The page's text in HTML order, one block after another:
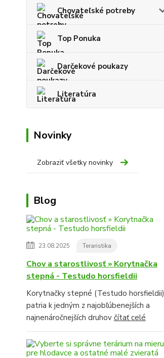
Chovateľské potreby
Top Ponuka
Darčekové poukazy
Literatúra
Novinky
Zobraziť všetky novinky
Blog
23.08.2025 Teraristika
Chov a starostlivosť » Korytnačka
stepná - Testudo horsfieldii
Korytnačky stepné (Testudo horsfieldii)
patria k jedným z najobľúbenejších a
najnenáročnejších druhov čítať celé